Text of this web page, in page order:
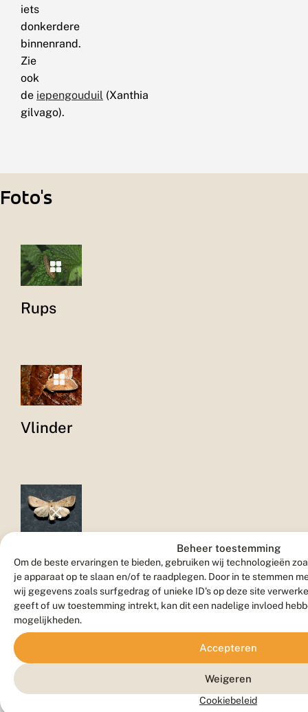
Beheer toestemming
Om de beste ervaringen te bieden, gebruiken wij technologieën
je apparaat op te slaan en/of te raadplegen. Door in te stemmen
wij gegevens zoals surfgedrag of unieke ID's op deze site
geeft of uw toestemming intrekt, kan dit een nadelige invloed
mogelijkheden.
Accepteren
Weigeren
Cookiebeleid
iets
donkerdere
binnenrand.
Zie
ook
de iepengouduil (Xanthia
gilvago).
Foto's
Rups
Vlinder
Museum
Verspreiding